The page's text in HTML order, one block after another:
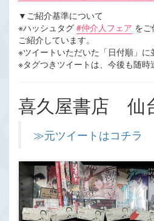
▼ご紹介基準について
※ハッシュタグ #仲介人フェア を
ご紹介しています。
※ツイートいただいた「日付順」に
※タグつきツイートは、今後も随時
喜久屋書店 仙
≫元ツイートはコチラ